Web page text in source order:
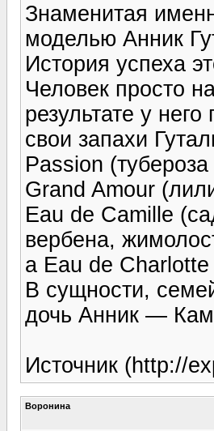
Знаменитая
моделью Анник
История успеха
Человек просто
результате у
свои запахи
Passion
Grand Amour
Eau de Camille
вербена,
а Eau de
В сущности,
дочь Анник —
Источник (http://
Воронина